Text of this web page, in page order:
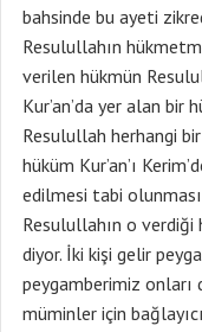
bahsinde bu ayeti
Resulullahın
verilen hükmün
Kur’an’da yer alan bir
Resulullah herhangi
hüküm Kur’an’ı
edilmesi tabi
Resulullahın o verdiği
diyor. İki kişi gelir
peygamberimiz onları
müminler için